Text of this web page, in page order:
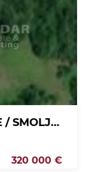
GRAĐEVINSKO ZEMLJIŠTE / SMOLJANAC / 5500 m2 / PRILIKA!
320 000 €